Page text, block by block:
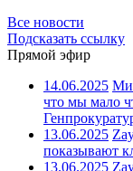
Все новости
Подсказать ссылку
Прямой эфир
14.06.2025
что мы мало
13.06.2025
показывают
13.06.2025